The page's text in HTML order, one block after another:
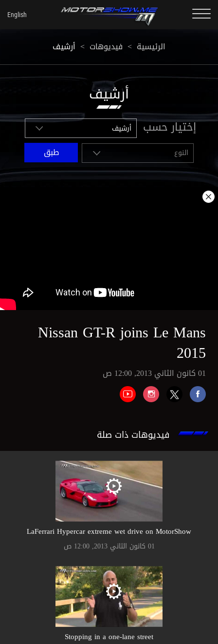
الرئيسية < فيديوهات < أرشيف
أرشيف
إختيار حسب
Nissan GT-R joins Le Mans
2015
01 كانون الثاني 2013, 12:00 ص
فيديوهات ذات صلة
LaFerrari Hypercar extreme wet drive on MotorShow
01 كانون الثاني 2013, 12:00 ص
Stopping in a one-lane street